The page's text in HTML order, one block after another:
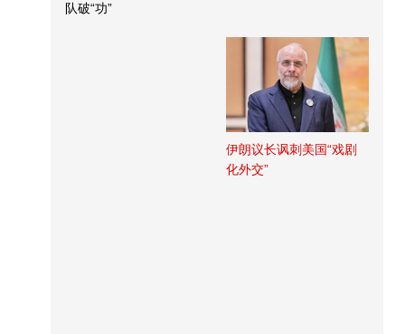
队破“功”
伊朗议长讽刺美国“戏剧
化外交”